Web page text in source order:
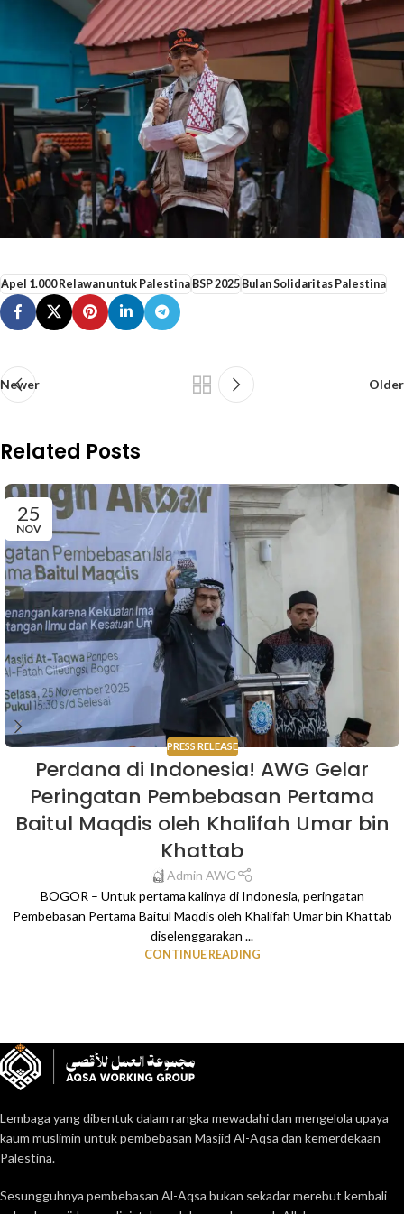
Apel 1.000 Relawan untuk PalestinaBSP 2025Bulan Solidaritas Palestina
Newer Older
Related Posts
25
NOV
PRESS RELEASE
Perdana di Indonesia! AWG Gelar
Peringatan Pembebasan Pertama
Baitul Maqdis oleh Khalifah Umar bin
Khattab
Admin AWG
BOGOR – Untuk pertama kalinya di Indonesia, peringatan
Pembebasan Pertama Baitul Maqdis oleh Khalifah Umar bin Khattab
diselenggarakan ...
CONTINUE READING
Lembaga yang dibentuk dalam rangka mewadahi dan mengelola upaya
kaum muslimin untuk pembebasan Masjid Al-Aqsa dan kemerdekaan
Palestina.
Sesungguhnya pembebasan Al-Aqsa bukan sekadar merebut kembali